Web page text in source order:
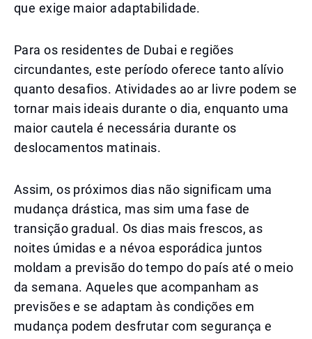
que exige maior adaptabilidade.
Para os residentes de Dubai e regiões
circundantes, este período oferece tanto alívio
quanto desafios. Atividades ao ar livre podem se
tornar mais ideais durante o dia, enquanto uma
maior cautela é necessária durante os
deslocamentos matinais.
Assim, os próximos dias não significam uma
mudança drástica, mas sim uma fase de
transição gradual. Os dias mais frescos, as
noites úmidas e a névoa esporádica juntos
moldam a previsão do tempo do país até o meio
da semana. Aqueles que acompanham as
previsões e se adaptam às condições em
mudança podem desfrutar com segurança e